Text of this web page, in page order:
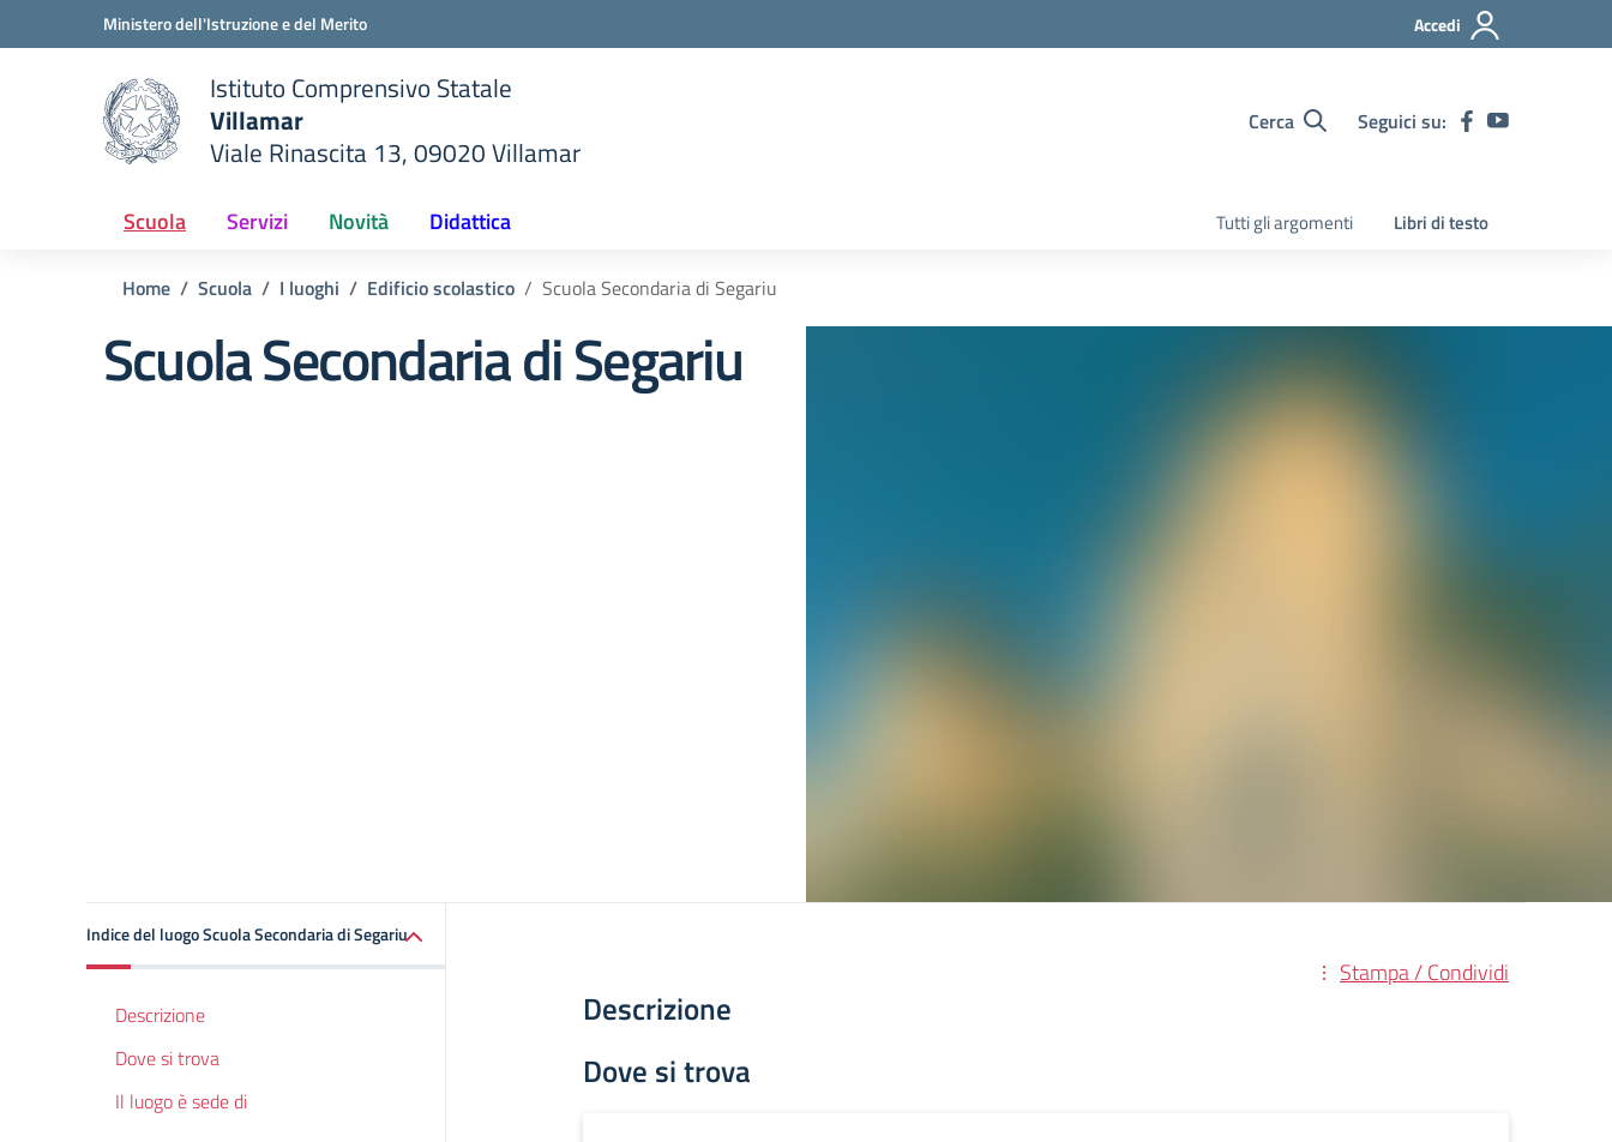
Vai ai contenuti
Vai al menu di navigazioneMinistero dell'Istruzione e del Merito Accedi
scuola
Istituto Comprensivo Statale
Villamar
Viale Rinascita 13, 09020 Villamar
Cerca Seguici su:
Scuola Servizi Novità Didattica Tutti gli argomenti Libri di testo
Home Scuola I luoghi Edificio scolastico Scuola Secondaria di Segariu
Scuola Secondaria di Segariu
Indice del luogo Scuola Secondaria di Segariu
Descrizione
Dove si trova
Il luogo è sede di
Stampa / Condividi
Descrizione
Dove si trova